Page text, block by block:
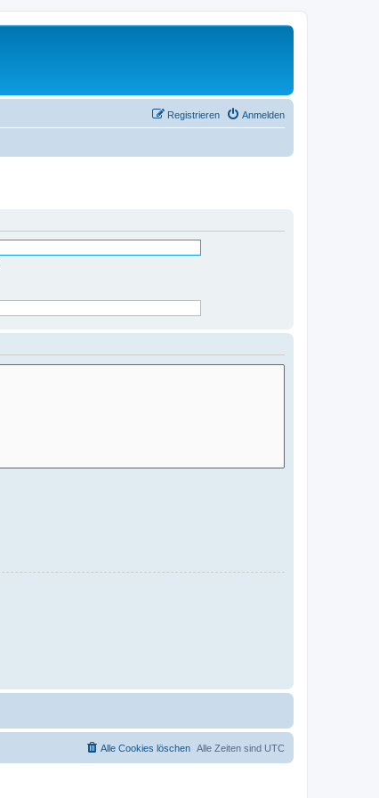
Anmelden
Registrieren
Alle Zeiten sind UTC
Alle Cookies löschen